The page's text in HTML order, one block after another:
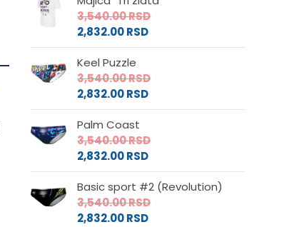
3,540.00RSD
2,832.00RSD
Keel Puzzle
3,540.00RSD
2,832.00RSD
Palm Coast
3,540.00RSD
2,832.00RSD
Basic sport #2 (Revolution)
3,540.00RSD
2,832.00RSD